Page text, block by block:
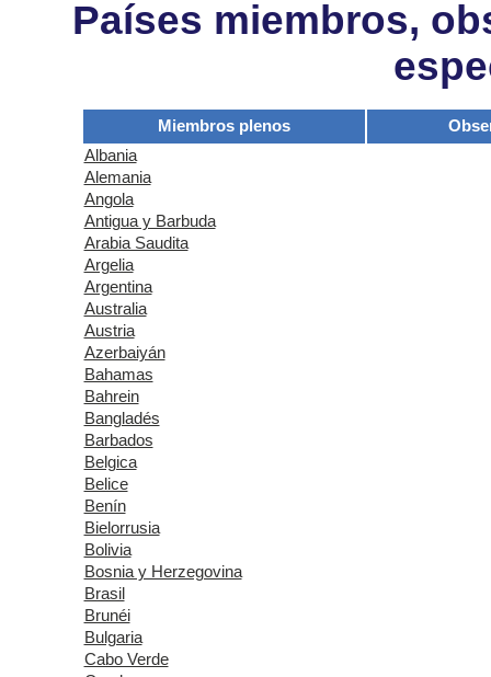
Países miembros,
Miembros plenos
Albania
Alemania
Angola
Antigua y Barbuda
Arabia Saudita
Argelia
Argentina
Australia
Austria
Azerbaiyán
Bahamas
Bahrein
Bangladés
Barbados
Belgica
Belice
Benín
Bielorrusia
Bolivia
Bosnia y Herzegovina
Brasil
Brunéi
Bulgaria
Cabo Verde